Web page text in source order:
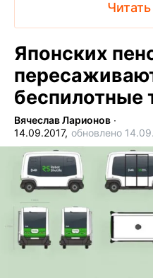
Японских
беспилотные
Вячеслав Ларионов ∙
14.09.2017, обновлено